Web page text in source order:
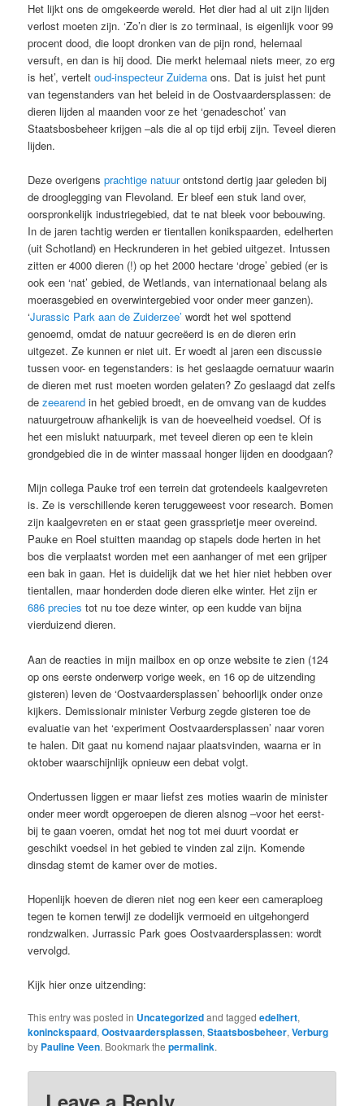
Het lijkt ons de omgekeerde wereld. Het dier had al uit zijn lijden
verlost moeten zijn. ‘Zo’n dier is zo terminaal, is eigenlijk voor 99
procent dood, die loopt dronken van de pijn rond, helemaal
versuft, en dan is hij dood. Die merkt helemaal niets meer, zo erg
is het’, verteltoud-inspecteur Zuidema ons. Dat is juist het punt
van tegenstanders van het beleid in de Oostvaardersplassen: de
dieren lijden al maanden voor ze het ‘genadeschot’ van
Staatsbosbeheer krijgen –als die al op tijd erbij zijn. Teveel dieren
lijden.
Deze overigensprachtige natuurontstond dertig jaar geleden bij
de drooglegging van Flevoland. Er bleef een stuk land over,
oorspronkelijk industriegebied, dat te nat bleek voor bebouwing.
In de jaren tachtig werden er tientallen konikspaarden, edelherten
(uit Schotland) en Heckrunderen in het gebied uitgezet. Intussen
zitten er 4000 dieren (!) op het 2000 hectare ‘droge’ gebied (er is
ook een ‘nat’ gebied, de Wetlands, van internationaal belang als
moerasgebied en overwintergebied voor onder meer ganzen).
‘Jurassic Park aan de Zuiderzee’ wordt het wel spottend
genoemd, omdat de natuur gecreëerd is en de dieren erin
uitgezet. Ze kunnen er niet uit. Er woedt al jaren een discussie
tussen voor- en tegenstanders: is het geslaagde oernatuur waarin
de dieren met rust moeten worden gelaten? Zo geslaagd dat zelfs
dezeearend in het gebied broedt, en de omvang van de kuddes
natuurgetrouw afhankelijk is van de hoeveelheid voedsel. Of is
het een mislukt natuurpark, met teveel dieren op een te klein
grondgebied die in de winter massaal honger lijden en doodgaan?
Mijn collega Pauke trof een terrein dat grotendeels kaalgevreten
is. Ze is verschillende keren teruggeweest voor research. Bomen
zijn kaalgevreten en er staat geen grassprietje meer overeind.
Pauke en Roel stuitten maandag op stapels dode herten in het
bos die verplaatst worden met een aanhanger of met een grijper
een bak in gaan. Het is duidelijk dat we het hier niet hebben over
tientallen, maar honderden dode dieren elke winter. Het zijn er
686 precies tot nu toe deze winter, op een kudde van bijna
vierduizend dieren.
Aan de reacties in mijn mailbox en op onze website te zien (124
op ons eerste onderwerp vorige week, en 16 op de uitzending
gisteren) leven de ‘Oostvaardersplassen’ behoorlijk onder onze
kijkers. Demissionair minister Verburg zegde gisteren toe de
evaluatie van het ‘experiment Oostvaardersplassen’ naar voren
te halen. Dit gaat nu komend najaar plaatsvinden, waarna er in
oktober waarschijnlijk opnieuw een debat volgt.
Ondertussen liggen er maar liefst zes moties waarin de minister
onder meer wordt opgeroepen de dieren alsnog –voor het eerst-
bij te gaan voeren, omdat het nog tot mei duurt voordat er
geschikt voedsel in het gebied te vinden zal zijn. Komende
dinsdag stemt de kamer over de moties.
Hopenlijk hoeven de dieren niet nog een keer een cameraploeg
tegen te komen terwijl ze dodelijk vermoeid en uitgehongerd
rondzwalken. Jurrassic Park goes Oostvaardersplassen: wordt
vervolgd.
Kijk hier onze uitzending:
This entry was posted in Uncategorizedand taggededelhert,
koninckspaard,Oostvaardersplassen,Staatsbosbeheer,Verburg
by Pauline Veen. Bookmark thepermalink.